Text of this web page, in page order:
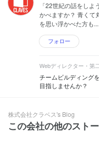
「22世紀の話をしよ
かべますか？ 青くて
を思い浮かべた方も...
フォロー
Webディレクター・第
チームビルディング
目指しませんか？
株式会社クラベス's Blog
この会社の他のスト